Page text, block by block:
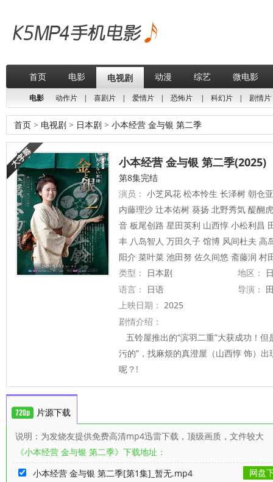
首页 电影 电视剧 动漫 综艺 微电影
电影 动作片 | 喜剧片 | 爱情片 | 恐怖片 | 科幻片 | 剧情片
首页 > 电视剧 > 日本剧 > 小本经营 金与银 第二季
小本经营 金与银 第二季(2025)
第8集完结
演员： 小芝风花 松本怜生 长泽树 朝仓
内藤理沙 辻本佑树 葵扬 北野秀気 醍醐
音 板尾创路 星田英利 山西惇 小松利昌
丰 八岛智人 万田久子 馆博 风间杜夫 高
阳介 菜叶菜 池田努 佐久间悠 斋藤润 村
类型：
日本剧 地区：
语言：
日语 导演：
上映日期： 2025
剧情介绍：
五铃屋推出的“滨羽二重”大获成功！
污的”，找麻烦的真澄屋（山西惇 饰）
呢？!
片源下载
说明：为发烧友提供免费高清mp4迅雷下载，顶级画质，文件较大
《小本经营 金与银 第二季》下载地址：
小本经营 金与银 第二季[第1集]_暂无.mp4
网盘